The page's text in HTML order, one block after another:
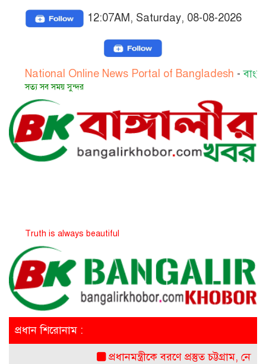
12:07AM, Saturday, 08-08-2026
Online News Portal of Bangladesh- বাংলাদেশের
সময় সুন্দর
is always beautiful
প্রধান শিরোনাম :
প্রধানমন্ত্রীকে বরণে প্রস্তুত চট্টগ্রাম,